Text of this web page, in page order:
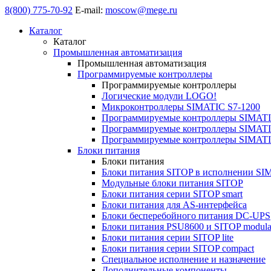
8(800) 775-70-92 E-mail: moscow@mege.ru
Каталог
Каталог
Промышленная автоматизация
Промышленная автоматизация
Программируемые контроллеры
Программируемые контроллеры
Логические модули LOGO!
Микроконтроллеры SIMATIC S7-1200
Программируемые контроллеры
Программируемые контроллеры
Программируемые контроллеры
Блоки питания
Блоки питания
Блоки питания SITOP в исполнении
Модульные блоки питания SITOP
Блоки питания серии SITOP smart
Блоки питания для AS-интерфейса
Блоки бесперебойного питания DC-UPS
Блоки питания PSU8600 и SITOP
Блоки питания серии SITOP lite
Блоки питания серии SITOP compact
Специальное исполнение и назначение